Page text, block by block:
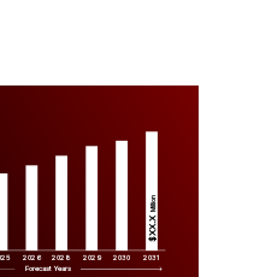
2026 2028 2029 2030 2031
$XX.X
Million
Forecast Years